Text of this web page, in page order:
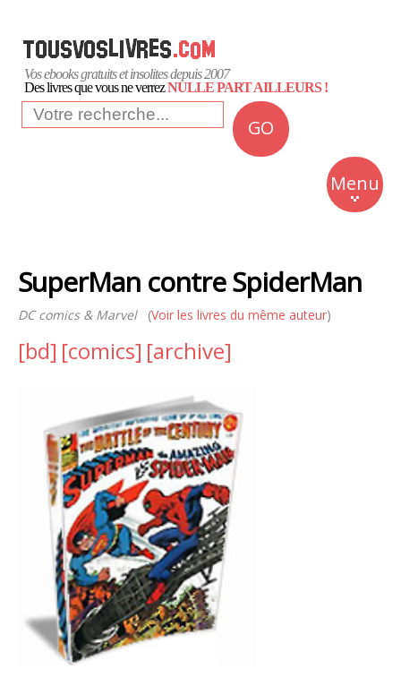
Vos ebooks gratuits et insolites depuis 2007
Des livres que vous ne verrezNULLE PART AILLEURS !
GO
Menu
Insolite
Business
Culture
Quotidien
SuperMan contre SpiderMan
DC comics & Marvel(Voir les livres du même auteur)
[bd] [comics] [archive]